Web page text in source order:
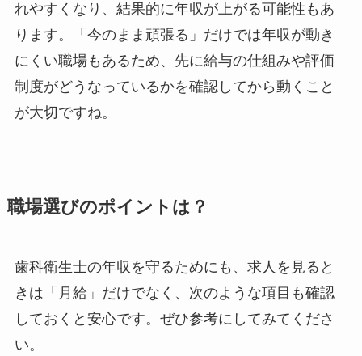
れやすくなり、結果的に年収が上がる可能性もあ
ります。「今のまま頑張る」だけでは年収が動き
にくい職場もあるため、先に給与の仕組みや評価
制度がどうなっているかを確認してから動くこと
が大切ですね。
職場選びのポイントは？
歯科衛生士の年収を守るためにも、求人を見ると
きは「月給」だけでなく、次のような項目も確認
しておくと安心です。ぜひ参考にしてみてくださ
い。